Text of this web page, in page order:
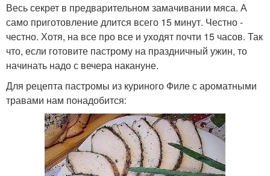
Весь секрет в предварительном замачивании мяса. А
само приготовление длится всего 15 минут. Честно -
честно. Хотя, на все про все и уходят почти 15 часов. Так
что, если готовите пастрому на праздничный ужин, то
начинать надо с вечера накануне.
Для рецепта пастромы из куриного Филе с ароматными
травами нам понадобится: